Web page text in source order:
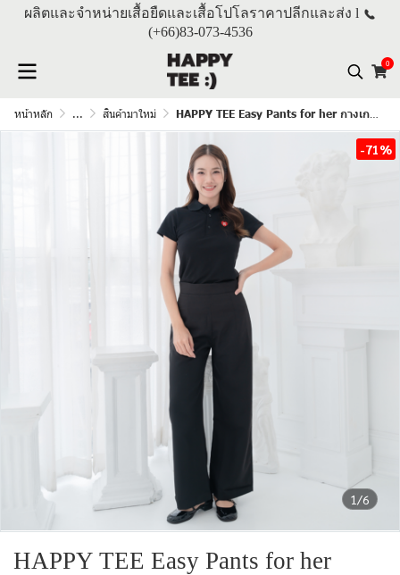
ผลิตและจำหน่ายเสื้อยืดและเสื้อโปโลราคาปลีกและส่ง l
(+66)83-073-4536
0
หน้าหลัก ... สินค้ามาใหม่ HAPPY TEE Easy Pants for her กางเกงขายาวผู้หญิง "สีดำ"
1/6
-71%
HAPPY TEE Easy Pants for her